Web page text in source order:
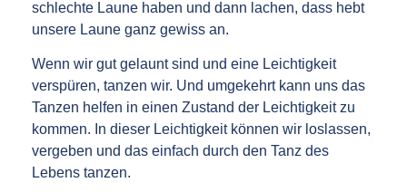
schlechte Laune haben und dann lachen, dass hebt
unsere Laune ganz gewiss an.
Wenn wir gut gelaunt sind und eine Leichtigkeit
verspüren, tanzen wir. Und umgekehrt kann uns das
Tanzen helfen in einen Zustand der Leichtigkeit zu
kommen. In dieser Leichtigkeit können wir loslassen,
vergeben und das einfach durch den Tanz des
Lebens tanzen.